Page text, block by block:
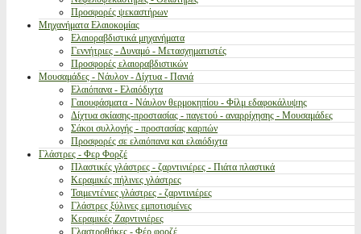
Προσφορές ψεκαστήρων
Μηχανήματα Ελαιοκομίας
Ελαιοραβδιστικά μηχανήματα
Γεννήτριες - Δυναμό - Μετασχηματιστές
Προσφορές ελαιοραβδιστικών
Μουσαμάδες - Νάυλον - Δίχτυα - Πανιά
Ελαιόπανα - Ελαιόδιχτα
Γαιουφάσματα - Νάυλον θερμοκηπίου - Φίλμ εδαφοκάλυψης
Δίχτυα σκίασης-προστασίας - παγετού - αναρρίχησης - Μουσαμάδες
Σάκοι συλλογής - προστασίας καρπών
Προσφορές σε ελαιόπανα και ελαιόδιχτα
Γλάστρες - Φερ Φορζέ
Πλαστικές γλάστρες - ζαρντινιέρες - Πιάτα πλαστικά
Κεραμικές πήλινες γλάστρες
Τσιμεντένιες γλάστρες - ζαρντινιέρες
Γλάστρες ξύλινες εμποτισμένες
Κεραμικές Ζαρντινιέρες
Γλαστροθήκες - Φέρ φορζέ